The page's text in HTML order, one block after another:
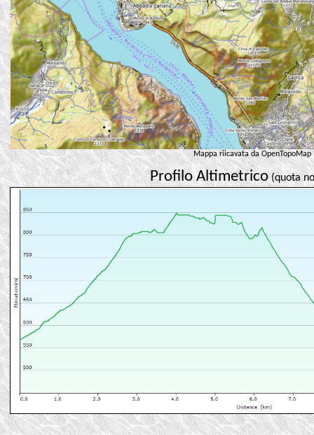
Mappa riicavata da OpenTopoMap
.
Profilo Altimetrico(quota